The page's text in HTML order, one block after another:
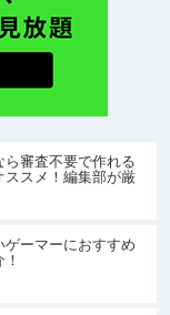
審査不要で作れる
スメ！編集部が厳
ーマーにおすすめ